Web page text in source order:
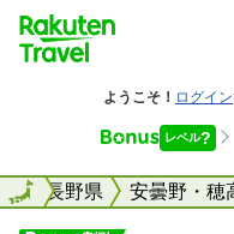
全国長野県 安曇野・穂
全国